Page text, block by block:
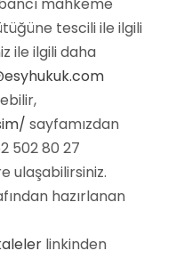
tescili ile ilgili
ile ilgili daha
sayfamızdan
502 80 27
ulaşabilirsiniz.
hazırlanan
linkinden